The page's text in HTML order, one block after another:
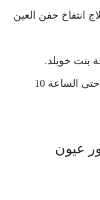
انتفاخ جفن العين
بنت خويلد.
أوقات العمل: من الساعة 11 صباحًا حتى الساعة 10
عيون